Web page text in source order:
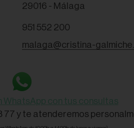
29016 - Málaga
951 552 200
malaga@cristina-
WhatsApp con tus consultas
77 y te atenderemos